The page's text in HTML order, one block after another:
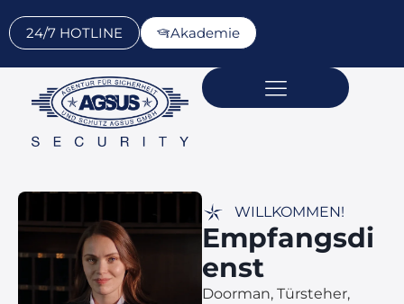
24/7 HOTLINE Akademie
WILLKOMMEN!
Empfangsdi
enst
Doorman, Türsteher,